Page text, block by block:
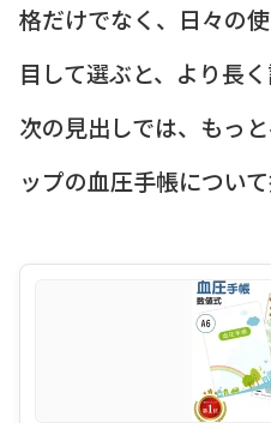
格だけでなく、日々の
目して選ぶと、より長
次の見出しでは、もっ
ップの血圧手帳につい